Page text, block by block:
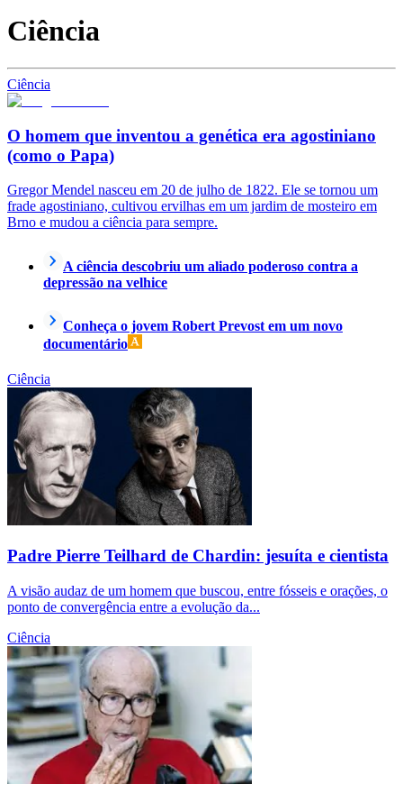
Ciência
Ciência
O homem que inventou a genética era agostiniano
(como o Papa)
Gregor Mendel nasceu em 20 de julho de 1822. Ele se tornou um
frade agostiniano, cultivou ervilhas em um jardim de mosteiro em
Brno e mudou a ciência para sempre.
A ciência descobriu um aliado poderoso contra a
depressão na velhice
Conheça o jovem Robert Prevost em um novo
documentário
Ciência
Padre Pierre Teilhard de Chardin: jesuíta e cientista
A visão audaz de um homem que buscou, entre fósseis e orações, o
ponto de convergência entre a evolução da...
Ciência